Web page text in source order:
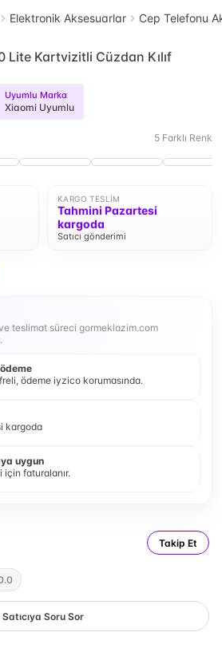
Elektronik Aksesuarlar Cep Telefonu
Lite Kartvizitli Cüzdan Kılıf
Uyumlu Marka
Xiaomi Uyumlu
5 Farklı Renk
KARGO TESLIM
Tahmini Pazartesi
kargoda
Satıcı gönderimi
ve teslimat süreci gormeklazim.com
ödeme iyzico korumasında.
kargoda
uygun
için faturalanır.
Takip Et
Satıcıya Soru Sor